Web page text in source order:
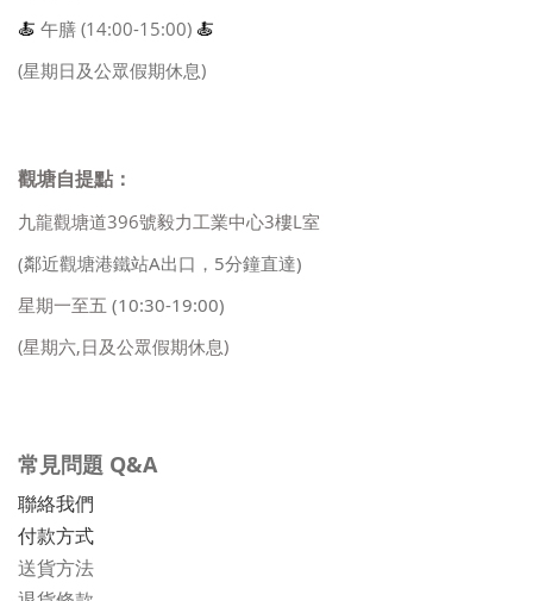
🍝 午膳 (14:00-15:00) 🍝
(星期日及公眾假期休息)
觀塘自提點：
九龍觀塘道396號毅力工業中心3樓L室
(鄰近觀塘港鐵站A出口，5分鐘直達)
星期一至五 (10:30-19:00)
(星期六,日及公眾假期休息)
常見問題 Q&A
聯絡我們
付款方式
送貨方法